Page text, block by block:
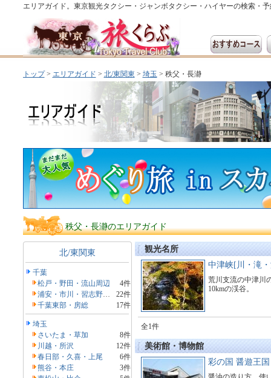
エリアガイド。東京観光タクシー・ジャンボタクシー・ハイヤーの検索・予
トップ> エリアガイド > 北/東関東 > 埼玉 > 秩父・長瀞
秩父・長瀞のエリアガイド
北/東関東
千葉
松戸・野田・流山周辺
4件
浦安・市川・習志野・船橋・千葉周辺
22件
千葉東部・房総
17件
埼玉
さいたま・草加
8件
川越・所沢
12件
春日部・久喜・上尾
6件
熊谷・本庄
3件
観光名所
中津峡[川・滝
荒川支流の中津川
10kmの渓谷。
全1件
美術館・博物館
彩の国 醤遊王国